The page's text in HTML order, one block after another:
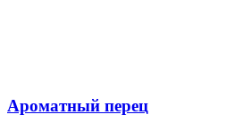
Ароматный перец